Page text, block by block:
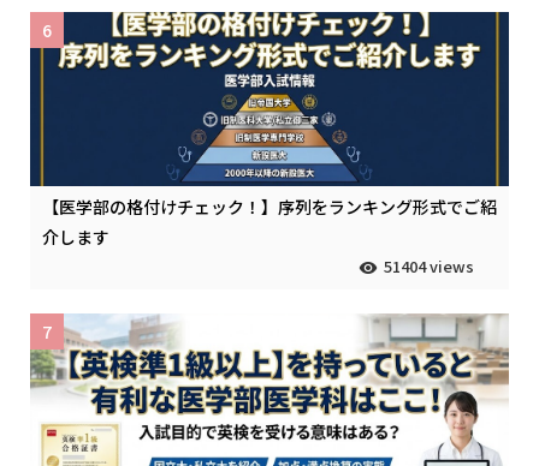
【医学部の格付けチェック！】序列をランキング形式でご紹
介します
51404 views
6
7